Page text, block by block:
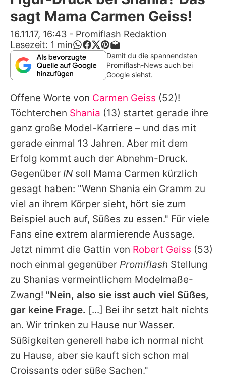
Alle Themen auf Promiflash
App runterladen
Team
Redaktionelle Richtlinien
Impressum
Nutzungsbedingungen
Utiq verwalten
sagt Mama Carmen Geiss!
16.11.17, 16:43 - Promiflash Redaktion
Lesezeit: 1 min
Damit du die spannendsten
Promiflash-News auch bei
Google siehst.
Offene Worte von Carmen Geiss (52)!
Töchterchen Shania (13) startet gerade ihre
ganz große Model-Karriere – und das mit
gerade einmal 13 Jahren. Aber mit dem
Erfolg kommt auch der Abnehm-Druck.
Gegenüber IN soll Mama Carmen kürzlich
gesagt haben: "Wenn Shania ein Gramm zu
viel an ihrem Körper sieht, hört sie zum
Beispiel auch auf, Süßes zu essen." Für viele
Fans eine extrem alarmierende Aussage.
Jetzt nimmt die Gattin von Robert Geiss (53)
noch einmal gegenüber Promiflash Stellung
zu Shanias vermeintlichem Modelmaße-
Zwang! "Nein, also sie isst auch viel Süßes,
gar keine Frage. [...] Bei ihr setzt halt nichts
an. Wir trinken zu Hause nur Wasser.
Süßigkeiten generell habe ich normal nicht
zu Hause, aber sie kauft sich schon mal
Croissants oder süße Sachen."